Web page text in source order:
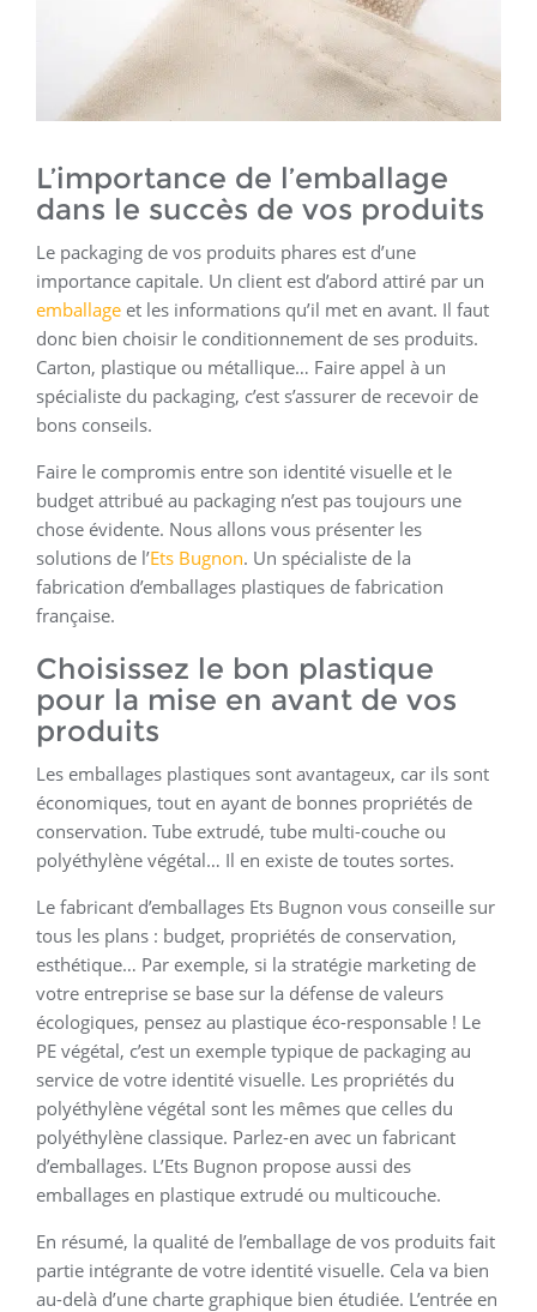
L’importance de l’emballage
dans le succès de vos produits
Le packaging de vos produits phares est d’une
importance capitale. Un client est d’abord attiré par un
emballage et les informations qu’il met en avant. Il faut
donc bien choisir le conditionnement de ses produits.
Carton, plastique ou métallique… Faire appel à un
spécialiste du packaging, c’est s’assurer de recevoir de
bons conseils.
Faire le compromis entre son identité visuelle et le
budget attribué au packaging n’est pas toujours une
chose évidente. Nous allons vous présenter les
solutions de l’Ets Bugnon. Un spécialiste de la
fabrication d’emballages plastiques de fabrication
française.
Choisissez le bon plastique
pour la mise en avant de vos
produits
Les emballages plastiques sont avantageux, car ils sont
économiques, tout en ayant de bonnes propriétés de
conservation. Tube extrudé, tube multi-couche ou
polyéthylène végétal… Il en existe de toutes sortes.
Le fabricant d’emballages Ets Bugnon vous conseille sur
tous les plans : budget, propriétés de conservation,
esthétique… Par exemple, si la stratégie marketing de
votre entreprise se base sur la défense de valeurs
écologiques, pensez au plastique éco-responsable ! Le
PE végétal, c’est un exemple typique de packaging au
service de votre identité visuelle. Les propriétés du
polyéthylène végétal sont les mêmes que celles du
polyéthylène classique. Parlez-en avec un fabricant
d’emballages. L’Ets Bugnon propose aussi des
emballages en plastique extrudé ou multicouche.
En résumé, la qualité de l’emballage de vos produits fait
partie intégrante de votre identité visuelle. Cela va bien
au-delà d’une charte graphique bien étudiée. L’entrée en